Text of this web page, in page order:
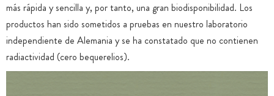
más rápida y sencilla y, por tanto, una gran biodisponibilidad. Los
productos han sido sometidos a pruebas en nuestro laboratorio
independiente de Alemania y se ha constatado que no contienen
radiactividad (cero bequerelios).